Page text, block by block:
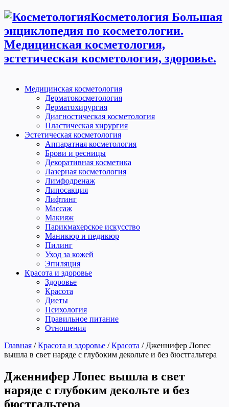
Косметология Большая
энциклопедия по косметологии.
Медицинская косметология,
эстетическая косметология, здоровье.
Медицинская косметология
Дерматокосметология
Дерматохирургия
Диагностическая косметология
Пластическая хирургия
Эстетическая косметология
Аппаратная косметология
Брови и ресницы
Декоративная косметика
Лазерная косметология
Лимфодренаж
Липосакция
Лифтинг
Массаж
Макияж
Парикмахерское искусство
Маникюр и педикюр
Пилинг
Уход за кожей
Эпиляция
Красота и здоровье
Здоровье
Красота
Диеты
Психология
Правильное питание
Отношения
Главная / Красота и здоровье / Красота / Дженнифер Лопес
вышла в свет наряде с глубоким декольте и без бюстгальтера
Дженнифер Лопес вышла в свет
наряде с глубоким декольте и без
бюстгальтера